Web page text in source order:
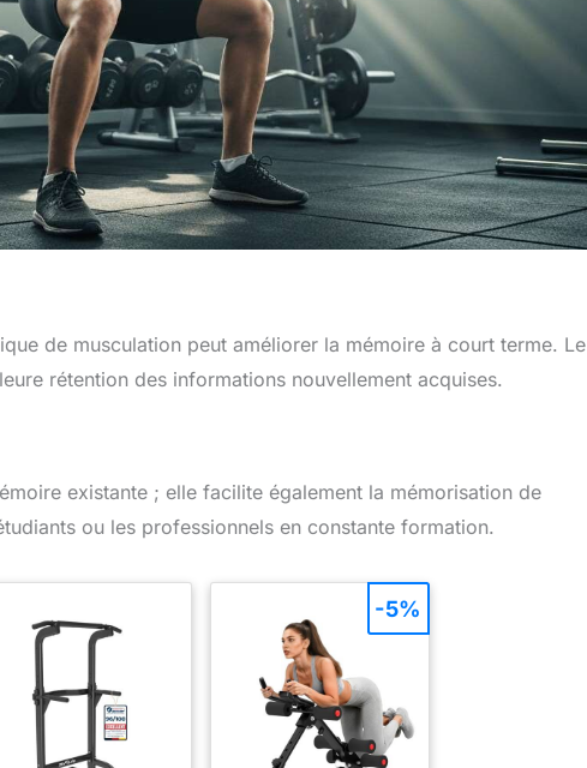
de musculation peut améliorer la mémoire à court terme. Le
rétention des informations nouvellement acquises.
existante ; elle facilite également la mémorisation de
ou les professionnels en constante formation.
-5%